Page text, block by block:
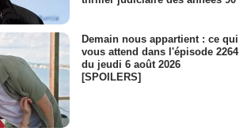
Demain nous appartient : ce qui
vous attend dans l'épisode 2264
du jeudi 6 août 2026
[SPOILERS]